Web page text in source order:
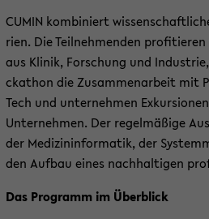
CUMIN kom­bi­niert
ri­en. Die Teil­neh­men­den
aus Kli­nik, For­schung und
cka­thon die Zu­sam­men­ar­beit mit
Tech und un­ter­neh­men
Un­ter­neh­men. Der re­gel­mä­ßi­ge
der Me­di­zin­in­for­ma­tik, der
den Auf­bau eines nach­hal­ti­gen
Das Pro­gramm im Über­blick